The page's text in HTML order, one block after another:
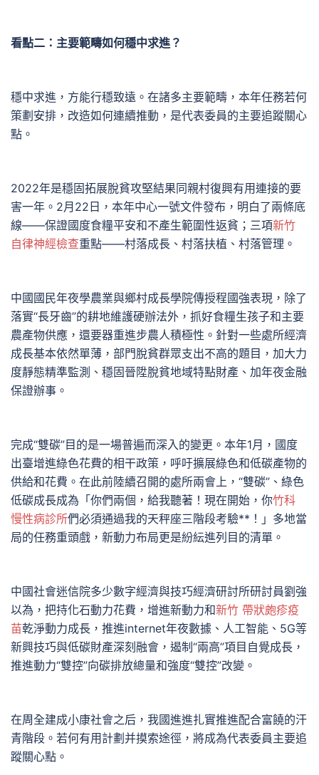
看點二：主要範疇如何穩中求進？
穩中求進，方能行穩致遠。在諸多主要範疇，本年任務若何
策劃安排，改造如何連續推動，是代表委員的主要追蹤關心
點。
2022年是穩固拓展脫貧攻堅結果同親村復興有用連接的要
害一年。2月22日，本年中心一號文件發布，明白了兩條底
線——保證國度食糧平安和不產生範圍性返貧；三項新竹
自律神經檢查重點——村落成長、村落扶植、村落管理。
中國國民年夜學農業與鄉村成長學院傳授程國強表現，除了
落實“長牙齒”的耕地維護硬辦法外，抓好食糧生孩子和主要
農產物供應，還要器重進步農人積極性。針對一些處所經濟
成長基本依然單薄，部門脫貧群眾支出不高的題目，加大力
度靜態精準監測、穩固晉陞脫貧地域特點財產、加年夜金融
保證辦事。
完成“雙碳”目的是一場普遍而深入的變更。本年1月，國度
出臺增進綠色花費的相干政策，呼吁擴展綠色和低碳產物的
供給和花費。在此前陸續召開的處所兩會上，“雙碳”、綠色
低碳成長成為「你們兩個，給我聽著！現在開始，你竹科
慢性病診所們必須通過我的天秤座三階段考驗**！」多地當
局的任務重頭戲，新動力布局更是紛紜進列目的清單。
中國社會迷信院多少數字經濟與技巧經濟研討所研討員劉強
以為，把持化石動力花費，增進新動力和新竹 帶狀皰疹疫
苗乾淨動力成長，推進internet年夜數據、人工智能、5G等
新興技巧與低碳財產深刻融會，遏制“兩高”項目自覺成長，
推進動力“雙控”向碳排放總量和強度“雙控”改變。
在周全建成小康社會之后，我國進進扎實推進配合富饒的汗
青階段。若何有用計劃并摸索途徑，將成為代表委員主要追
蹤關心點。